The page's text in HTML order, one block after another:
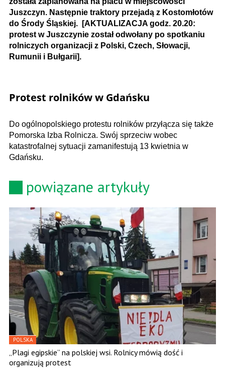
Juszczyn. Następnie traktory przejadą z Kostomłotów
do Środy Śląskiej. [AKTUALIZACJA godz. 20.20:
protest wJuszczynie został odwołany po spotkaniu
rolniczych organizacji z Polski, Czech, Słowacji,
Rumunii i Bułgarii].
Protest rolników w Gdańsku
Do ogólnopolskiego protestu rolników przyłącza się także
Pomorska Izba Rolnicza. Swój sprzeciw wobec
katastrofalnej sytuacji zamanifestują 13 kwietnia w
Gdańsku.
powiązane artykuły
POLSKA
„Plagi egipskie” na polskiej wsi. Rolnicy mówią dość i
organizują protest